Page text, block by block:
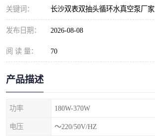
关键词： 长沙双表双抽头循环水真空泵厂家
发布日期： 2026-08-08
阅 读 量： 70
产品描述
功率 180W-370W
电压 ～220/50V/HZ